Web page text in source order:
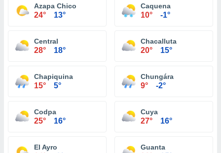
Azapa Chico
24° 13°
Caquena
10° -1°
Central
28° 18°
Chacalluta
20° 15°
Chapiquina
15° 5°
Chungára
9° -2°
Codpa
25° 16°
Cuya
27° 16°
El Ayro Guanta